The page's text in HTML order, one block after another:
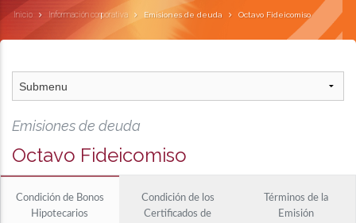
Inicio Información corporativa Emisiones de deuda Octavo Fideicomiso
Emisiones de deuda
Octavo Fideicomiso
Condición de Bonos
Hipotecarios
Condición de los
Certificados de
Términos de la
Emisión